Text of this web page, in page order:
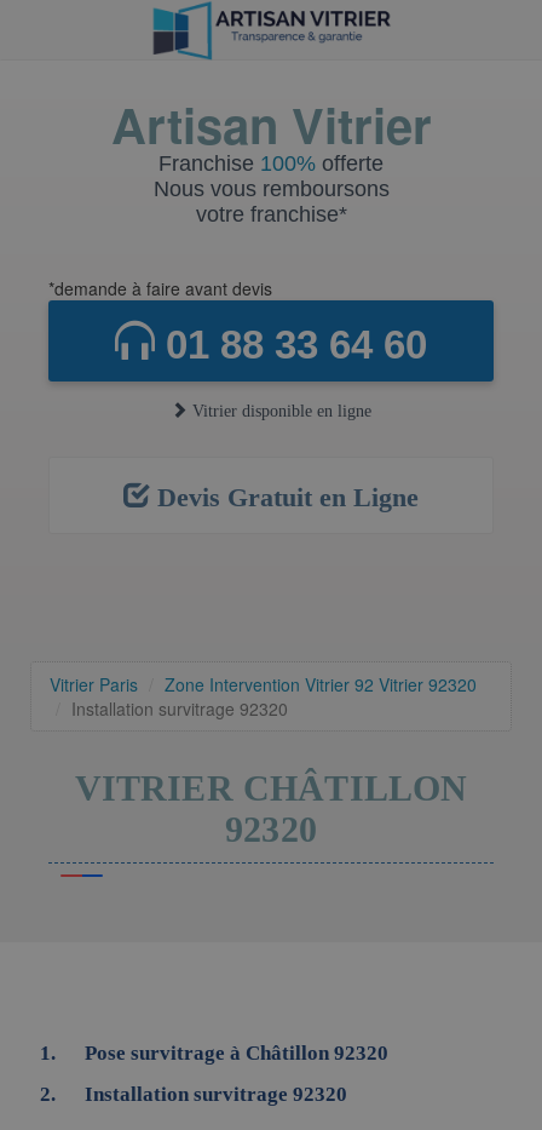
Artisan Vitrier
Franchise 100% offerte
Nous vous remboursons
votre franchise*
*demande à faire avant devis
01 88 33 64 60
Vitrier disponible en ligne
Devis Gratuit en Ligne
Vitrier Paris Zone Intervention Vitrier 92 Vitrier 92320
Installation survitrage 92320
VITRIER CHÂTILLON
92320
Pose survitrage à Châtillon 92320
Installation survitrage 92320